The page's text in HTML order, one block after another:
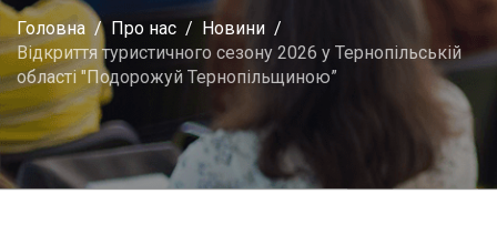
Головна Про нас
Новини
Відкриття туристичного сезону 2026 у Тернопільській
області "Подорожуй Тернопільщиною”